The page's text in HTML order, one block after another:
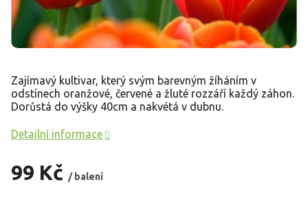
99 Kč / balení
Zajímavý kultivar, který svým barevným žíháním v
odstínech oranžové, červené a žluté rozzáří každý záhon.
Dorůstá do výšky 40cm a nakvétá v dubnu.
Detailní informace